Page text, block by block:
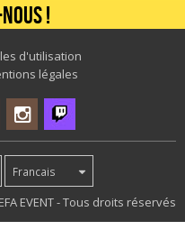
!
d'utilisation
légales
Francais
EVENT - Tous droits réservés